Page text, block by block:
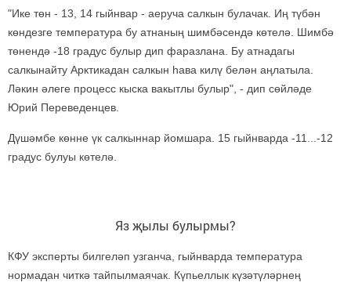
"Ике төн - 13, 14 гыйнвар - аеруча салкын булачак. Иң түбән
көндезге температура бу атнаның шимбәсендә көтелә. Шимбә
төнендә -18 градус булыр дип фаразлана. Бу атнадагы
салкынайту Арктикадан салкын һава килү белән аңлатыла.
Ләкин әлеге процесс кыска вакытлы булыр", - дип сөйләде
Юрий Переведенцев.
Дүшәмбе көнне үк салкыннар йомшара. 15 гыйнварда -11...-12
градус булуы көтелә.
Яз җылы булырмы?
КФУ эксперты билгеләп узганча, гыйнварда температура
нормадан читкә тайпылмаячак. Күпьеллык күзәтүләрнең